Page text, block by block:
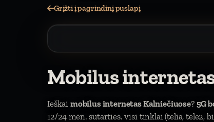
Grįžti į pagrindinį puslapį
Mobilus
Ieškai mobilus internetas Kalniečiuose? 5G
12/24 mėn. sutarties. visi tinklai (telia, tele2,